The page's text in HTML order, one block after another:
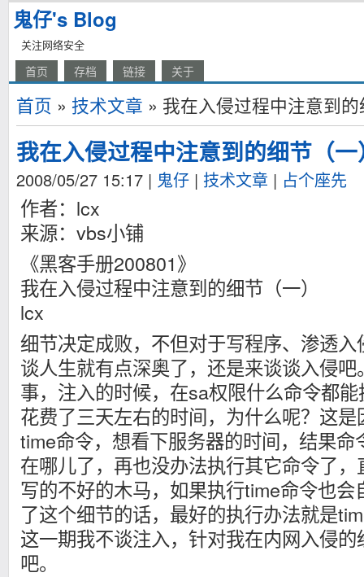
鬼仔's Blog
关注网络安全
首页 存档 链接 关于
首页 » 技术文章 » 我在入侵过程中注意到
我在入侵过程中注意到的细节（一
2008/05/27 15:17 | 鬼仔 | 技术文章 | 占个座先
作者：lcx
来源：vbs小铺
《黑客手册200801》
我在入侵过程中注意到的细节（一）
lcx
细节决定成败，不但对于写程序、渗透
谈人生就有点深奥了，还是来谈谈入侵
事，注入的时候，在sa权限什么命令都
花费了三天左右的时间，为什么呢？这
time命令，想看下服务器的时间，结果
在哪儿了，再也没办法执行其它命令了
写的不好的木马，如果执行time命令也
了这个细节的话，最好的执行办法就是
这一期我不谈注入，针对我在内网入侵
吧。